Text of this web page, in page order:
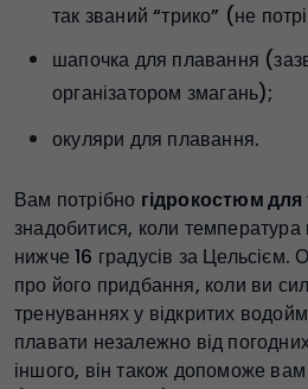
так званий “трико” (не
шапочка для плавання
організатором змагань);
окуляри для плавання.
Вам потрібно гідрокостюм для
знадобитися, коли температура
нижче 16 градусів за Цельсієм.
про його придбання, коли ви
тренуваннях у відкритих
плавати незалежно від
іншого, він також допоможе